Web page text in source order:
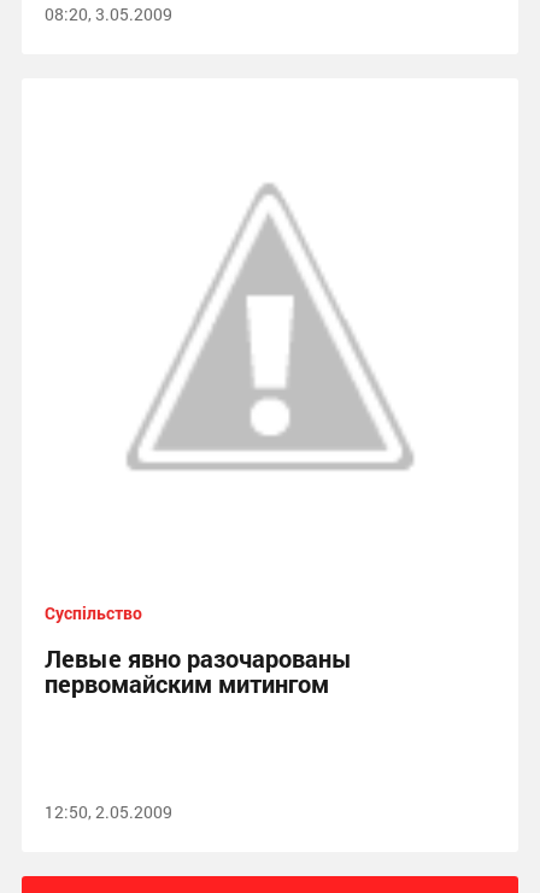
08:20, 3.05.2009
Суспільство
Левые явно разочарованы
первомайским митингом
12:50, 2.05.2009